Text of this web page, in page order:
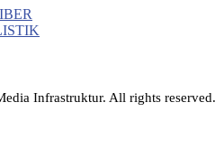
Infrastruktur. All rights reserved.